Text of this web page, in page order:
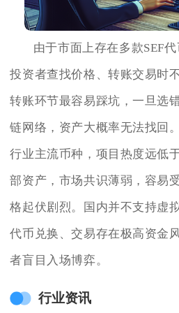
由于市面上存在多款SEF
投资者查找价格、转账交易时
转账环节最容易踩坑，一旦选
链网络，资产大概率无法找回
行业主流币种，项目热度远低
部资产，市场共识薄弱，容易
格起伏剧烈。国内并不支持虚
代币兑换、交易存在极高资金
者盲目入场博弈。
行业资讯